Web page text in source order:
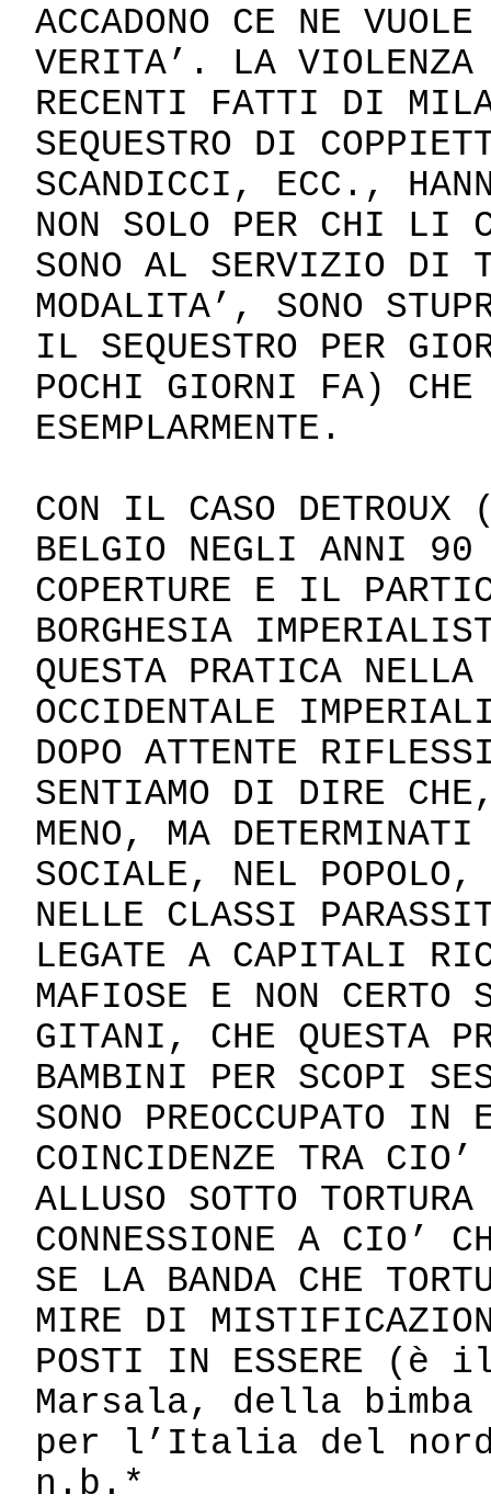
ACCADONO CE NE
VERITA’. LA
RECENTI FATTI DI
SEQUESTRO DI
SCANDICCI, ECC.,
NON SOLO PER CHI LI
SONO AL SERVIZIO DI
MODALITA’, SONO
IL SEQUESTRO PER
POCHI GIORNI FA) CHE
ESEMPLARMENTE.
CON IL CASO
BELGIO NEGLI ANNI 90
COPERTURE E IL
BORGHESIA
QUESTA PRATICA
OCCIDENTALE
DOPO ATTENTE
SENTIAMO DI DIRE
MENO, MA
SOCIALE, NEL
NELLE CLASSI
LEGATE A CAPITALI
MAFIOSE E NON
GITANI, CHE QUESTA
BAMBINI PER SCOPI
SONO PREOCCUPATO
COINCIDENZE TRA
ALLUSO SOTTO
CONNESSIONE A CIO’
SE LA BANDA CHE
MIRE DI
POSTI IN ESSERE
Marsala, della
per l’Italia del
n.b.*